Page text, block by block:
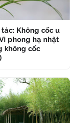
tác: Không cốc u
phong hạ nhật
không cốc